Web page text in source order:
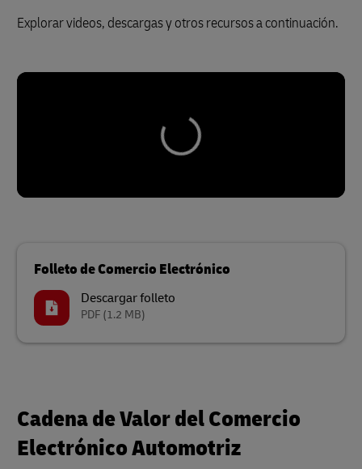
Explorar videos, descargas y otros recursos a continuación.
Folleto de Comercio Electrónico
Descargar folleto
PDF (1.2 MB)
Cadena de Valor del Comercio
Electrónico Automotriz